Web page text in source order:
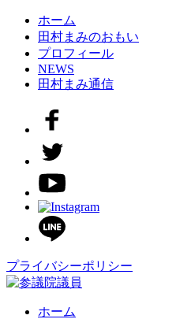
ホーム
田村まみのおもい
プロフィール
NEWS
田村まみ通信
プライバシーポリシー
ホーム